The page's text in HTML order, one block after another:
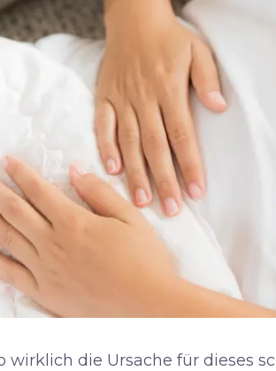
wirklich die Ursache für dieses